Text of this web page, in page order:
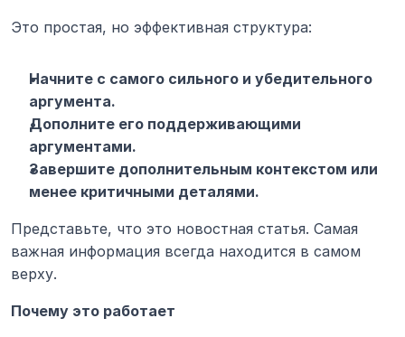
Это простая, но эффективная структура:
Начните с самого сильного и убедительного
аргумента.
Дополните его поддерживающими
аргументами.
Завершите дополнительным контекстом или
менее критичными деталями.
Представьте, что это новостная статья. Самая
важная информация всегда находится в самом
верху.
Почему это работает